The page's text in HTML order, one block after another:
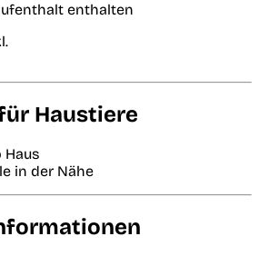
enthalten
Haustiere
Haus
in der Nähe